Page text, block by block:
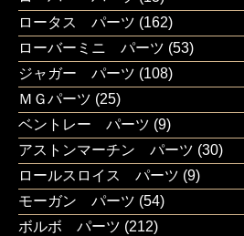
ロータス パーツ (162)
ローバーミニ パーツ (53)
ジャガー パーツ (108)
ＭＧパーツ (25)
ベントレー パーツ (9)
アストンマーチン パーツ (30)
ロールスロイス パーツ (9)
モーガン パーツ (54)
ボルボ パーツ (212)